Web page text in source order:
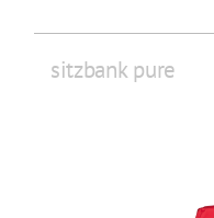
sitzbank pure